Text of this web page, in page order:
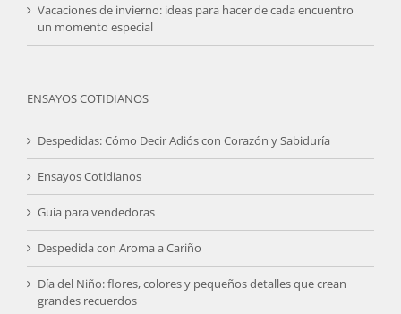
Vacaciones de invierno: ideas para hacer de cada encuentro
un momento especial
ENSAYOS COTIDIANOS
Despedidas: Cómo Decir Adiós con Corazón y Sabiduría
Ensayos Cotidianos
Guia para vendedoras
Despedida con Aroma a Cariño
Día del Niño: flores, colores y pequeños detalles que crean
grandes recuerdos